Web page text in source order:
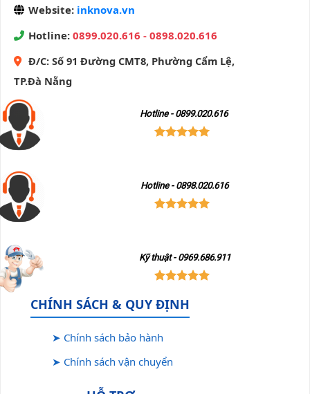
đến
Website: inknova.vn
Hotline: 0899.020.616 - 0898.020.616
Đ/C: Số 91 Đường CMT8, Phường Cẩm Lệ,
TP.Đà Nẵng
Hotline - 0899.020.616
Hotline - 0898.020.616
Kỹ thuật - 0969.686.911
CHÍNH SÁCH & QUY ĐỊNH
➤ Chính sách bảo hành
➤ Chính sách vận chuyển